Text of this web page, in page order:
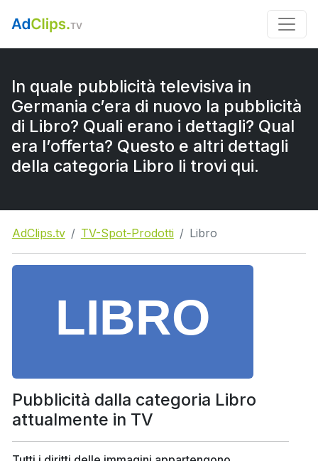
In quale pubblicità televisiva in
Germania c’era di nuovo la pubblicità
di Libro? Quali erano i dettagli? Qual
era l’offerta? Questo e altri dettagli
della categoria Libro li trovi qui.
AdClips.tv TV-Spot-Prodotti Libro
Pubblicità dalla categoria Libro
attualmente in TV